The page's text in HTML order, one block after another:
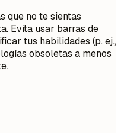
que no te sientas
Evita usar barras de
tus habilidades (p. ej.,
obsoletas a menos